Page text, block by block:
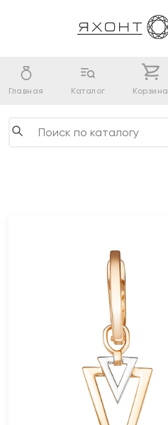
Главная Каталог Корзина